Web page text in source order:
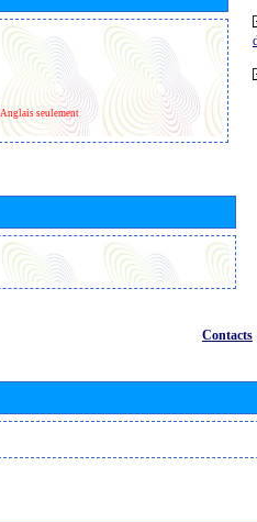
Anglais seulement
Contacts